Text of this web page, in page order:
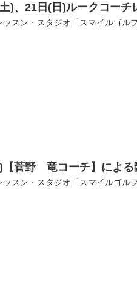
)、21日(日)ルークコー
スン・スタジオ「スマイルゴル
菅野 竜コーチ】による
スン・スタジオ「スマイルゴル